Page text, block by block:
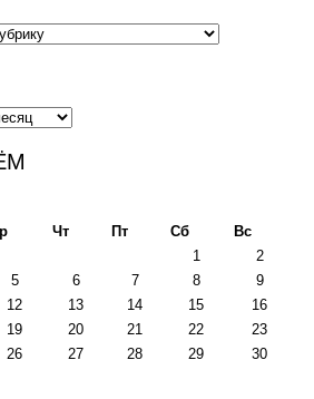
Чт Пт Сб
Вс
1
2
5 6 7 8
9
12 13 14 15
16
19 20 21 22
23
26 27 28 29
30